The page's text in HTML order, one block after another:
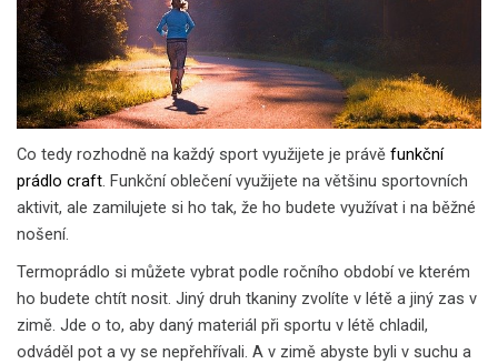
Co tedy rozhodně na každý sport využijete je právě funkční
prádlo craft. Funkční oblečení využijete na většinu sportovních
aktivit, ale zamilujete si ho tak, že ho budete využívat i na běžné
nošení.
Termoprádlo si můžete vybrat podle ročního období ve kterém
ho budete chtít nosit. Jiný druh tkaniny zvolíte v létě a jiný zas v
zimě. Jde o to, aby daný materiál při sportu v létě chladil,
odváděl pot a vy se nepřehřívali. A v zimě abyste byli v suchu a